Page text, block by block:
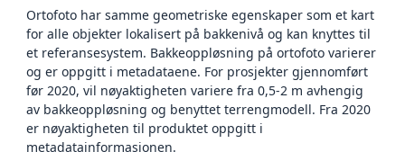
Ortofoto har samme geometriske egenskaper som et kart
for alle objekter lokalisert på bakkenivå og kan knyttes til
et referansesystem. Bakkeoppløsning på ortofoto varierer
og er oppgitt i metadataene. For prosjekter gjennomført
før 2020, vil nøyaktigheten variere fra 0,5-2 m avhengig
av bakkeoppløsning og benyttet terrengmodell. Fra 2020
er nøyaktigheten til produktet oppgitt i
metadatainformasjonen.